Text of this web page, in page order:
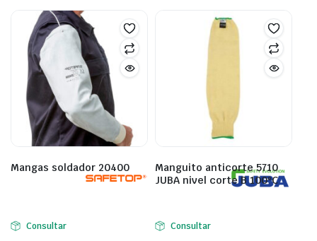
Mangas soldador 20400
Consultar
Manguito anticorte 5710
JUBA nivel corte B 100ºC
Consultar